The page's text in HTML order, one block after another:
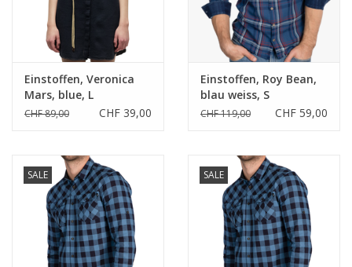
Einstoffen, Veronica
Mars, blue, L
CHF 89,00 CHF 39,00
Einstoffen, Roy Bean,
blau weiss, S
CHF 119,00 CHF 59,00
SALE SALE